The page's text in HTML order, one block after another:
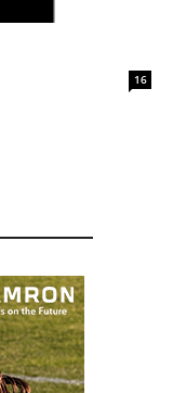
16